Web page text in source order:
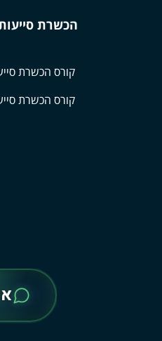
הכשרת
קורס הכשרת
קורס הכשרת